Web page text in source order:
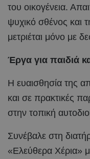
του οικογένεια.
ψυχικό σθένος και
μετριέται μόνο με
Έργα για παιδιά
Η ευαισθησία της
και σε πρακτικές
στην τοπική
Συνέβαλε στη
«Ελεύθερα Χέρια»